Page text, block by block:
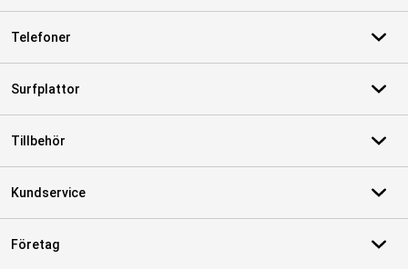
Telefoner
Surfplattor
Tillbehör
Kundservice
Företag